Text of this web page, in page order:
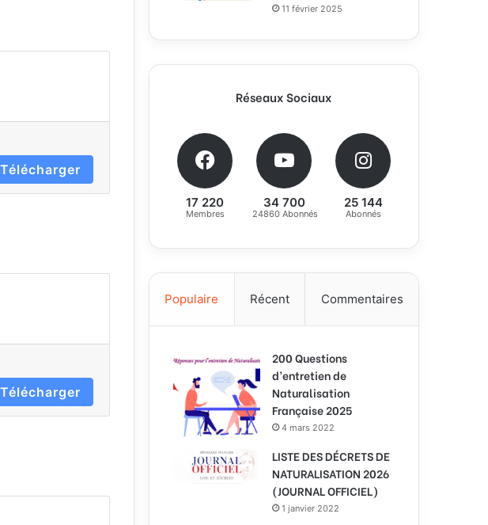
Télécharger
Télécharger
11 février 2025
Réseaux Sociaux
17 220
Membres
34 700
24860 Abonnés
25 144
Abonnés
Populaire Récent Commentaires
200 Questions
d’entretien de
Naturalisation
Française 2025
4 mars 2022
LISTE DES DÉCRETS DE
NATURALISATION 2026
(JOURNAL OFFICIEL)
1 janvier 2022